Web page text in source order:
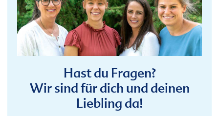
Hast du Fragen?
Wir sind für dich und deinen
Liebling da!